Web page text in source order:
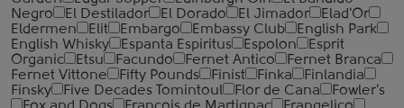
Negro
El Destilador El Dorado El Jimador
Elad'Or
Eldermen
Elit Embargo Embassy Club
English Park
English Whisky
Espanta Espiritus Espolon
Esprit
Organic
Etsu Facundo Fernet Antico
Fernet Branca
Fernet Vittone
Fifty Pounds Finist Finka
Finlandia
Finsky
Five Decades Tomintoul Flor de Cana
Fowler's